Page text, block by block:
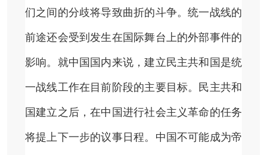
们之间的分歧将导致曲折的斗争。统一战线的
前途还会受到发生在国际舞台上的外部事件的
影响。就中国国内来说，建立民主共和国是统
一战线工作在目前阶段的主要目标。民主共和
国建立之后，在中国进行社会主义革命的任务
将提上下一步的议事日程。中国不可能成为帝